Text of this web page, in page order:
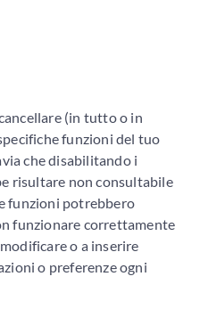
(in tutto o in
funzioni del tuo
che disabilitando i
risultare non consultabile
funzioni potrebbero
funzionare correttamente
o a inserire
o preferenze ogni